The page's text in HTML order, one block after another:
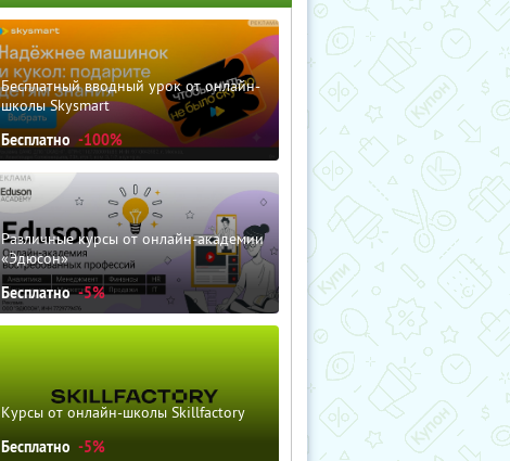
Бесплатный вводный урок от онлайн-
школы Skysmart
Бесплатно -100%
Различные курсы от онлайн-академии
«Эдюсон»
Бесплатно -5%
Курсы от онлайн-школы Skillfactory
Бесплатно -5%